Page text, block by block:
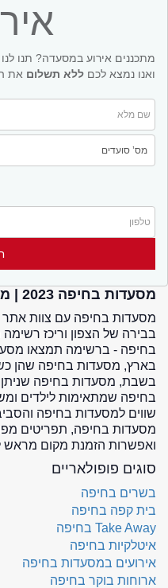
מתכננים אירוע במסעדה? תנו
ואנו נמצא לכם ללא תשלום את
מסעדות בחיפה 2023 | מסעדות בחיפה המלצות
בחיפה - ברשימה תמצאו
בארץ, מסעדות בחיפה שהן
בשבת, מסעדות בחיפה שניתן
בחיפה שמתאימות לילדים
שווים למסעדות בחיפה
מסעדות בחיפה, תפריטים
ואפשרות הזמנת מקום מראש
סוגים פופולאריים
בשרים בחיפה
בית קפה בחיפה
Take Away בחיפה
איטלקיות בחיפה
אירועים במסעדות בחיפה
ארוחות בוקר בחיפה